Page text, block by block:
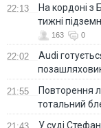
22:13
На кордоні з
тижні
163 0
22:02
Audi
21:55
Повторення
тотальний
У суді